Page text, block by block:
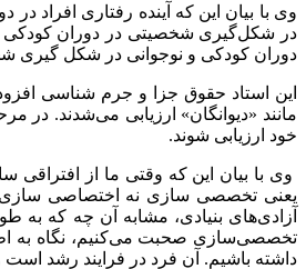
وی با بیان این که آینده رفتاری افراد
دوران کودکی و نوجوانی در شکل گیری شخصیتی این
این استاد حقوق جزا و جرم شناسی
مانند «دیوانگان» ارزیابی می‌شدند.
خود ارزیابی شوند.
وی با بیان این که وقتی ما از
یعنی تخصصی سازی نه اختصاصی
آزادی‌های بنیادی، مشابه آن چه که به
داشته باشیم. آن فرد در فرایند رشد